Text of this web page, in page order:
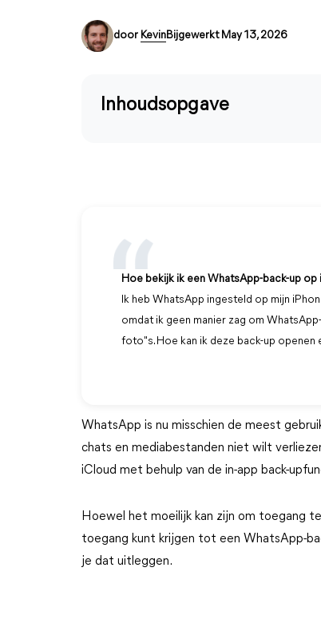
door KevinBijgewerkt May 13, 2026
Inhoudsopgave
Hoe bekijk ik een WhatsApp-back-up op
Ik heb WhatsApp ingesteld op mijn
omdat ik geen manier zag om
foto"s. Hoe kan ik deze back-up openen
WhatsApp is nu misschien de meest
chats en mediabestanden niet wilt
iCloud met behulp van de in-app back-
Hoewel het moeilijk kan zijn om toegang
toegang kunt krijgen tot een WhatsApp-
je dat uitleggen.